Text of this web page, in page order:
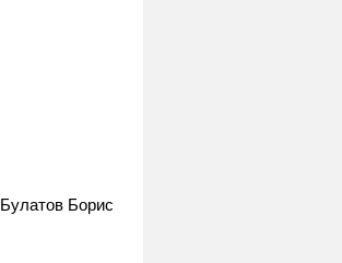
Булатов Борис